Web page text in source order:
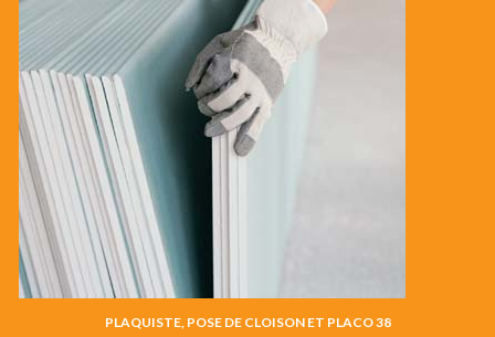
PLAQUISTE, POSE DE CLOISON ET PLACO 38